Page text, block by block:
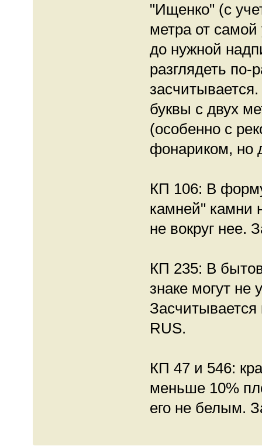
"Ищенко" (с
метра от самой
до нужной
разглядеть
буквы с двух
(особенно с
фонариком, но
КП 106: В
камней" камни
не вокруг нее.
КП 235: В
знаке могут не
RUS.
КП 47 и 546:
меньше 10%
его не белым.